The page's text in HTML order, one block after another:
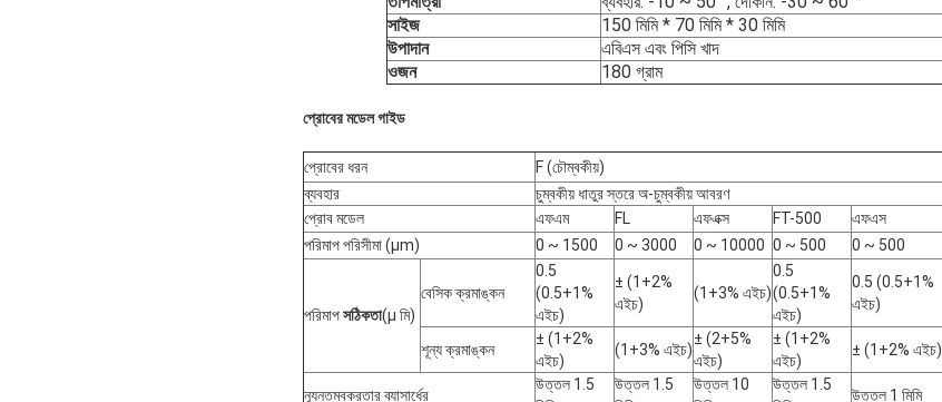
সাইজ
150 মিমি * 70 মিমি * 30 মিমি
উপাদান
এবিএস এবং পিসি খাদ
ওজন
180 গ্রাম
প্রোবের মডেল গাইড
প্রোবের ধরন F (চৌম্বকীয়)
ব্যবহার
চুম্বকীয় ধাতুর স্তরে অ-চুম্বকীয় আবরণ
প্রোব মডেল
এফএম FL এফএক্স FT-500 এফএস
পরিমাপ পরিসীমা (μm)
0 ~ 1500 0 ~ 3000 0 ~ 10000 0 ~ 500 0 ~ 500
পরিমাপসঠিকতা(μ মি)
বেসিক ক্রমাঙ্কন
0.5
(0.5+1%
এইচ)
± (1+2%
এইচ)
(1+3% এইচ)
0.5
(0.5+1%
এইচ)
0.5 (0.5+1%
এইচ)
শূন্য ক্রমাঙ্কন
± (1+2%
এইচ)
(1+3% এইচ)
± (2+5%
এইচ)
± (1+2%
এইচ)
± (1+2% এইচ)
ন্যূনতমবক্রতার ব্যাসার্ধের
উত্তল 1.5
উত্তল 1.5
উত্তল 10
উত্তল 1.5
উত্তল 1 মিমি